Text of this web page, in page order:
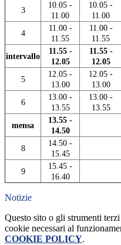
3
10.05 -
11.00
10.05 -
11.00
4
11.00 -
11.55
11.00 -
11.55
intervallo
11.55 -
12.05
11.55 -
12.05
5
12.05 -
13.00
12.05 -
13.00
6
13.00 -
13.55
13.00 -
13.55
mensa
13.55 -
14.50
8
14.50 -
15.45
9
15.45 -
16.40
Notizie
Questo sito o gli strumenti
cookie necessari al
COOKIE POLICY.